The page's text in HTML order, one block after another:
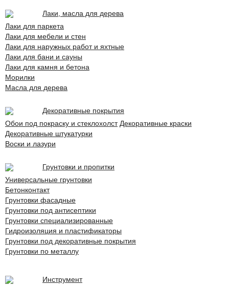
Лаки, масла для дерева
Лаки для паркета
Лаки для мебели и стен
Лаки для наружных работ и яхтные
Лаки для бани и сауны
Лаки для камня и бетона
Морилки
Масла для дерева
Декоративные покрытия
Обои под покраску и стеклохолст Декоративные краски
Декоративные штукатурки
Воски и лазури
Грунтовки и пропитки
Универсальные грунтовки
Бетонконтакт
Грунтовки фасадные
Грунтовки под антисептики
Грунтовки специализированные
Гидроизоляция и пластификаторы
Грунтовки под декоративные покрытия
Грунтовки по металлу
Инструмент